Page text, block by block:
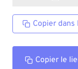
Copier
Copier le